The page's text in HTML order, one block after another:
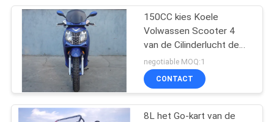
Volwassen Scooter
150CC kies Koele
Volwassen Scooter 4
van de Cilinderlucht de
Automatische Koppeling
van de Slag uitAutoped
negotiable MOQ:1
CONTACT
8L het Go-kart van de